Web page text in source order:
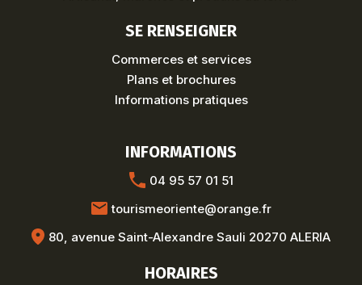
SE RENSEIGNER
Commerces et services
Plans et brochures
Informations pratiques
INFORMATIONS
04 95 57 01 51
tourismeoriente@orange.fr
80, avenue Saint-Alexandre Sauli 20270 ALERIA
HORAIRES